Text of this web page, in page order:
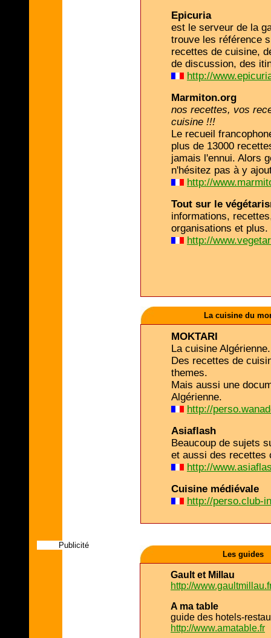
Epicuria
est le serveur de la
trouve les référence
recettes de cuisine,
de discussion, des
http://
Marmiton.org
nos recettes, vos
cuisine !!!
Le recueil
plus de 13000
jamais l'ennui. Alors
n'hésitez pas à y
http://
Tout sur le
informations,
organisations et plus.
http://
La cuisine du
MOKTARI
La cuisine Algérienne.
Des recettes de
themes.
Mais aussi une
Algérienne.
http://
Asiaflash
Beaucoup de sujets
et aussi des recettes
http://
Cuisine médiévale
http://perso.club-
Publicité
Les guides
Gault et Millau
http://
A ma table
guide des hotels-
http://www.amatable.fr